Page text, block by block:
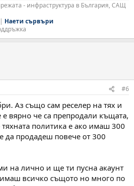
- инфраструктура в България, САЩ
| Наети сървъри
#6
Аз също сам реселер на тях и
вярно че са препродали къщата,
тяхната политика е ако имаш 300
да продадеш повече от 300
на лично и ще ти пусна акаунт
всичко същото но много по